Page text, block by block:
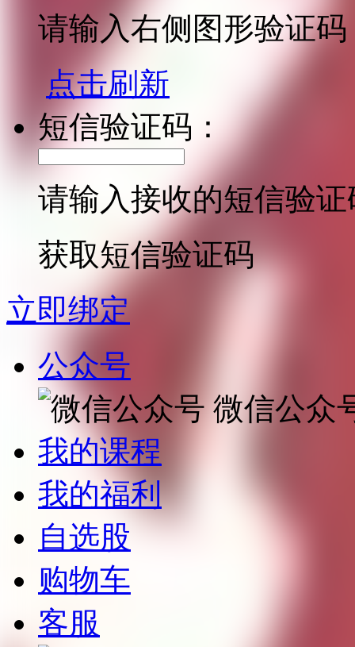
请输入右侧图形验证码
点击刷新
短信验证码：
请输入接收的短信验证
获取短信验证码
立即绑定
公众号
微信公众
我的课程
我的福利
自选股
购物车
客服